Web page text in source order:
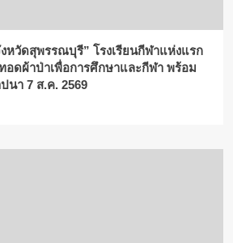
งหวัดสุพรรณบุรี” โรงเรียนกีฬาแห่งแรก
อดผ้าป่าเพื่อการศึกษาและกีฬา พร้อม
นา 7 ส.ค. 2569